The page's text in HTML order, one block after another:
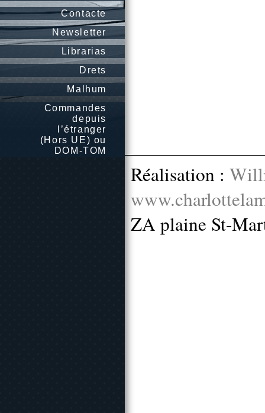
Contacte
Newsletter
Librarias
Drets
Malhum
Commandes
depuis
l’étranger
(Hors UE) ou
DOM-TOM
Réalisation :
ZA plaine St-